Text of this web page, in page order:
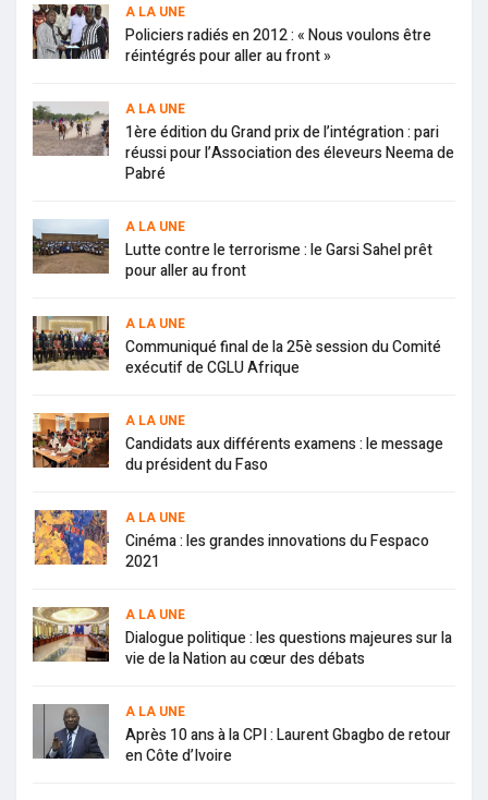
A LA UNE
Policiers radiés en 2012 : « Nous voulons être
réintégrés pour aller au front »
A LA UNE
1ère édition du Grand prix de l’intégration : pari
réussi pour l’Association des éleveurs Neema de
Pabré
A LA UNE
Lutte contre le terrorisme : le Garsi Sahel prêt
pour aller au front
A LA UNE
Communiqué final de la 25è session du Comité
exécutif de CGLU Afrique
A LA UNE
Candidats aux différents examens : le message
du président du Faso
A LA UNE
Cinéma : les grandes innovations du Fespaco
2021
A LA UNE
Dialogue politique : les questions majeures sur la
vie de la Nation au cœur des débats
A LA UNE
Après 10 ans à la CPI : Laurent Gbagbo de retour
en Côte d’Ivoire